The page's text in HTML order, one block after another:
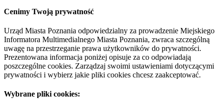
Cenimy Twoją prywatność
Urząd Miasta Poznania odpowiedzialny za prowadzenie Miejskiego
Informatora Multimedialnego Miasta Poznania, zwraca szczególną
uwagę na przestrzeganie prawa użytkowników do prywatności.
Prezentowana informacja poniżej opisuje za co odpowiadają
poszczególne cookies. Zarządzaj swoimi ustawieniami dotyczącymi
prywatności i wybierz jakie pliki cookies chcesz zaakceptować.
Wybrane pliki cookies: